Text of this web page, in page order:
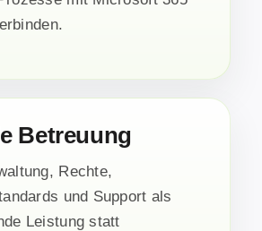
Betreuung
Rechte,
und Support als
Leistung statt